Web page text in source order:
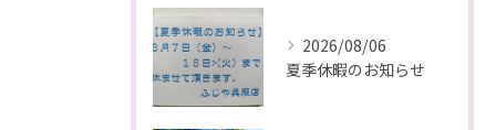
2026/08/06
夏季休暇のお知らせ